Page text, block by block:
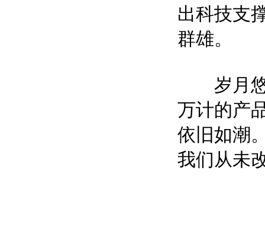
出科技支
群雄。
岁月悠
万计的产
依旧如潮
我们从未